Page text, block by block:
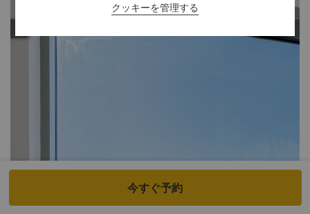
今すぐ予約
クッキーを管理する